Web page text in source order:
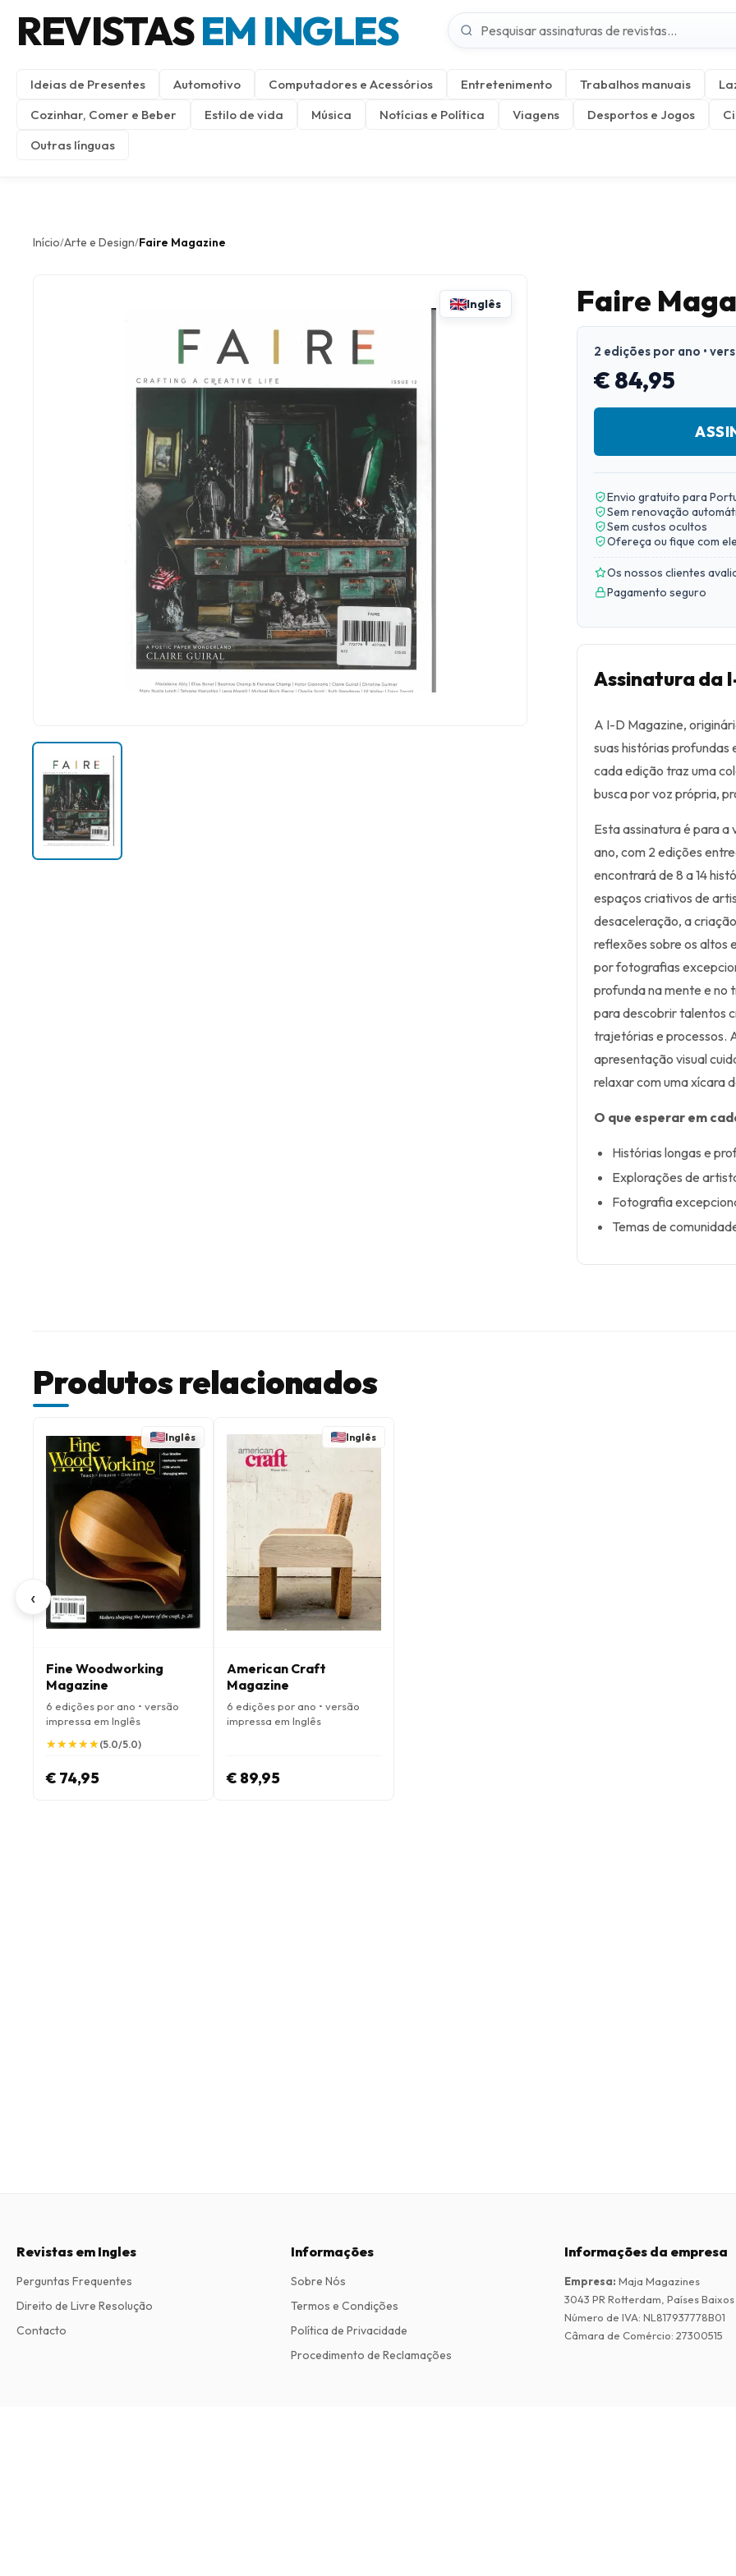
REVISTASEM INGLES
Ideias de Presentes Automotivo Computadores e Acessórios Entretenimento Trabalhos manuais
Cozinhar, Comer e Beber
Estilo de vida Música Notícias e Política Viagens Desportos e Jogos
Outras línguas
Início/Arte e Design/Faire Magazine
Inglês Faire
2 edições por ano •
€ 84,95
Envio gratuito para
Sem renovação
Sem custos ocultos
Ofereça ou fique com
Os nossos clientes
Pagamento seguro
Assinatura da
A I-D Magazine,
suas histórias
cada edição traz uma
busca por voz própria,
Esta assinatura é para
ano, com 2 edições
encontrará de 8 a 14
espaços criativos de
desaceleração, a
reflexões sobre os altos
por fotografias
profunda na mente e no
para descobrir talentos
trajetórias e processos.
apresentação visual
relaxar com uma xícara
O que esperar em
Histórias longas e
Explorações de
Fotografia
Temas de
Produtos relacionados
‹
Inglês
Fine Woodworking
Magazine
6 edições por ano • versão
impressa em Inglês
★
★★
★★
★★
★★
★(5.0/5.0)
€ 74,95
Inglês
American Craft
Magazine
6 edições por ano • versão
impressa em Inglês
€ 89,95
Revistas em Ingles
Perguntas Frequentes
Direito de Livre Resolução
Contacto
Informações
Sobre Nós
Termos e Condições
Política de Privacidade
Procedimento de Reclamações
Informações da empresa
Empresa: Maja Magazines
3043 PR Rotterdam, Países Baixos
Número de IVA: NL817937778B01
Câmara de Comércio: 27300515